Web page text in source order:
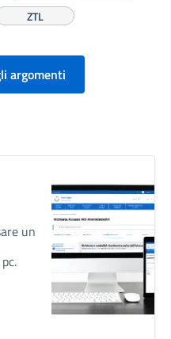
ZTL
argomenti
un